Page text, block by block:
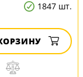
1847 шт.